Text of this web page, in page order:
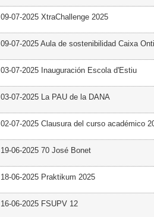
09-07-2025 XtraChallenge 2025
09-07-2025 Aula de sostenibilidad Caixa
03-07-2025 Inauguración Escola d'Estiu
03-07-2025 La PAU de la DANA
02-07-2025 Clausura del curso académico
19-06-2025 70 José Bonet
18-06-2025 Praktikum 2025
16-06-2025 FSUPV 12